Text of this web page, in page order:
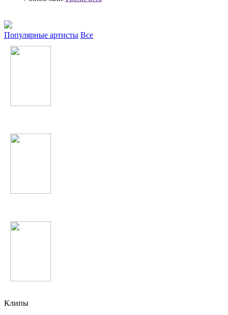
Популярные артисты Все
Клипы